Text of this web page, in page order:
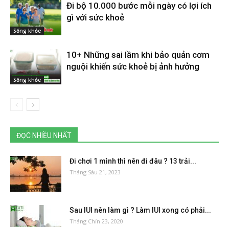
Sống khỏe
Đi bộ 10.000 bước mỗi ngày có lợi ích
gì với sức khoẻ
Sống khỏe
10+ Những sai lầm khi bảo quản cơm
nguội khiến sức khoẻ bị ảnh hưởng
ĐỌC NHIỀU NHẤT
Đi chơi 1 mình thì nên đi đâu ? 13 trải...
Tháng Sáu 21, 2023
Sau IUI nên làm gì ? Làm IUI xong có phải...
Tháng Chín 23, 2020